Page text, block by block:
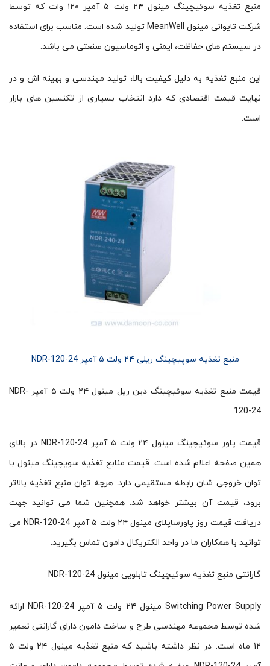
منبع تغذیه سوئیچینگ مینول ۲۴ ولت ۵ آمپر ۱۲۰ وات که توسط
شرکت تایوانی مینول MeanWell تولید شده است. مناسب برای استفاده
در سیستم های حفاظت، ایمنی و اتوماسیون صنعتی می باشد.
این منبع تغذیه به دلیل کیفیت بالا، تولید مهندسی و بهینه اش و در
نهایت قیمت اقتصادی که دارد انتخاب بسیاری از تکنسین های بازار
است.
منبع تغذیه سوپیچینگ ریلی ۲۴ ولت ۵ آمپر NDR-120-24
قیمت منبع تغذیه سوئیچینگ دین ریل مینول ۲۴ ولت ۵ آمپر NDR-
120-24
قیمت پاور سوئیچینگ مینول ۲۴ ولت ۵ آمپر NDR-120-24 در بالای
همین صفحه اعلام شده است. قیمت منابع تغذیه سویچینگ مینول با
توان خروجی شان رابطه مستقیمی دارد. هرچه توان منبع تغذیه بالاتر
برود، قیمت آن بیشتر خواهد شد. همچنین شما می توانید جهت
دریافت قیمت روز پاورساپلای مینول ۲۴ ولت ۵ آمپر NDR-120-24 می
توانید با همکاران ما در واحد الکتریکال دامون تماس بگیرید.
گارانتی منبع تغذیه سوئیچینگ تابلویی مینول NDR-120-24
Switching Power Supply مینول ۲۴ ولت ۵ آمپر NDR-120-24 ارائه
شده توسط مجموعه مهندسی طرح و ساخت دامون دارای گارانتی تعمیر
۱۲ ماه است. در نظر داشته باشید که منبع تغذیه مینول ۲۴ ولت ۵